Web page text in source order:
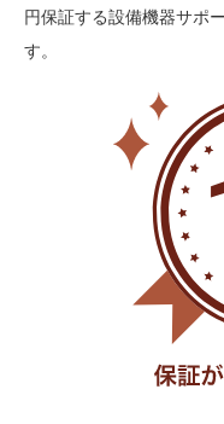
円保証する設備機器サポ
す。